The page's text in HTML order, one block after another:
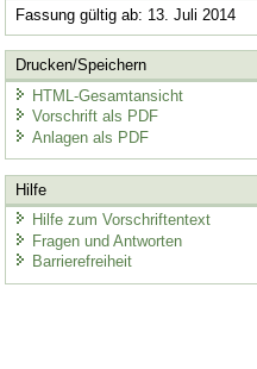
Fassung gültig ab: 13. Juli 2014
Drucken/Speichern
HTML-Gesamtansicht
Vorschrift als PDF
Anlagen als PDF
Hilfe
Hilfe zum Vorschriftentext
Fragen und Antworten
Barrierefreiheit